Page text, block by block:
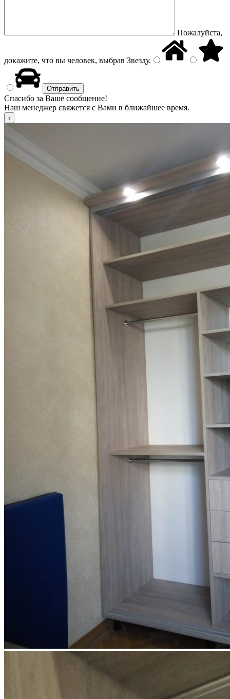
Пожалуйста,
докажите, что вы человек, выбрав Звезду.
Спасибо за Ваше сообщение!
Наш менеджер свяжется с Вами в ближайшее время.